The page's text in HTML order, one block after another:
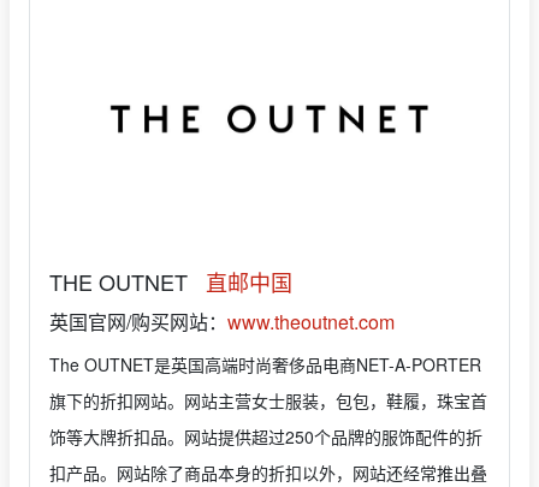
THE OUTNET 直邮中国
英国官网/购买网站： www.theoutnet.com
The OUTNET是英国高端时尚奢侈品电商NET-A-PORTER
旗下的折扣网站。网站主营女士服装，包包，鞋履，珠宝首
饰等大牌折扣品。网站提供超过250个品牌的服饰配件的折
扣产品。网站除了商品本身的折扣以外，网站还经常推出叠